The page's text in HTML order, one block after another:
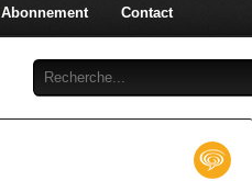
Abonnement Contact